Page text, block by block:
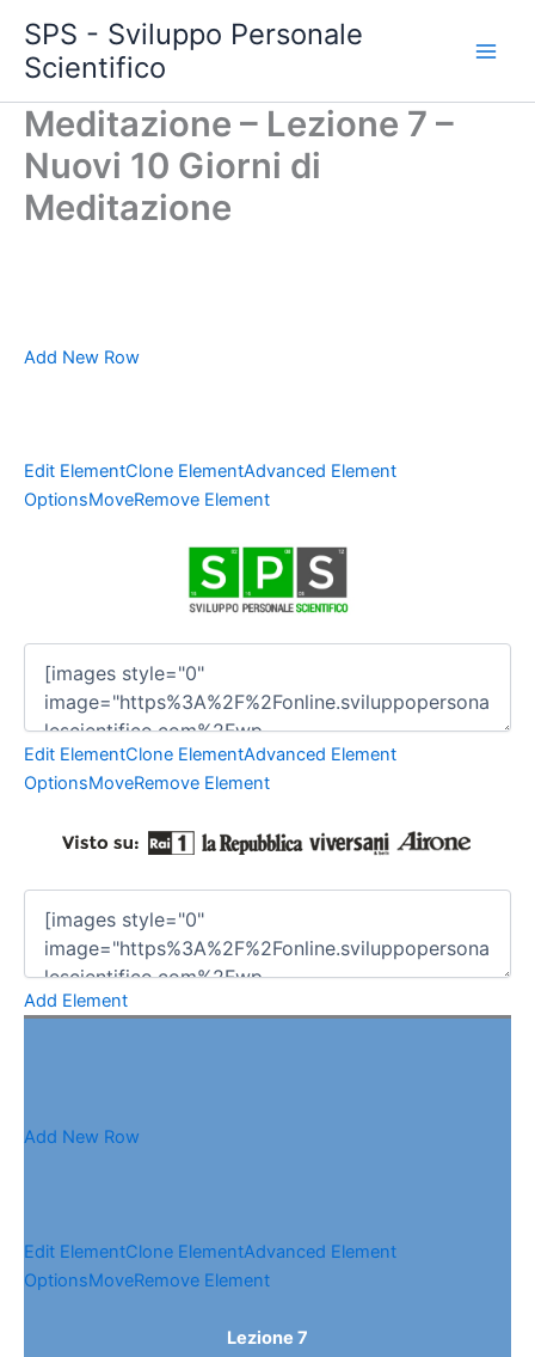
contenuto
SPS - Sviluppo Personale
Scientifico
Meditazione – Lezione 7 –
Nuovi 10 Giorni di
Meditazione
Add New Row
Edit ElementClone ElementAdvanced Element
OptionsMoveRemove Element
Edit ElementClone ElementAdvanced Element
OptionsMoveRemove Element
Add Element
Add New Row
Edit ElementClone ElementAdvanced Element
OptionsMoveRemove Element
Lezione 7